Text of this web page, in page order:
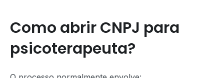
Como abrir CNPJ para
psicoterapeuta?